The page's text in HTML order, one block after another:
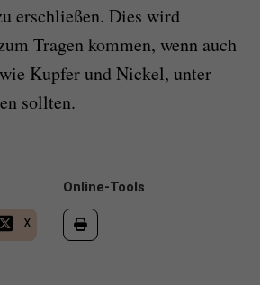
erschließen. Dies wird
Tragen kommen, wenn auch
Kupfer und Nickel, unter
sollten.
Online-Tools
X